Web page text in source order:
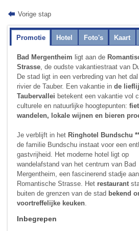
Vorige stap
Promotie Hotel Foto's Kaart
Bad Mergentheim ligt aan de
Strasse, de oudste vakantiestraat van
De stad ligt in een verbreding van het
rivier de Tauber. Een vakantie inde
Taubervallei betekent een vakantie vol
culturele en natuurlijke hoogtepunten:
wandelen, lokale wijnen en bieren
Je verblijft in het Ringhotel Bundschu
de familie Bundschu instaat voor een
gastvrijheid. Het moderne hotel ligt op
wandelafstand van het centrum van Bad
Mergentheim, een fascinerend stadje
Romantische Strasse. Het restaurant
buiten de grenzen van de stad bekend
voortreffelijke keuken.
Inbegrepen